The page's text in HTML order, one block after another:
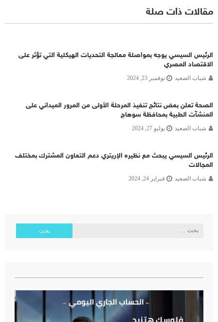
مقالات ذات صلة
الرئيس السيسي يوجه بمواصلة معالجة التحديات الهيكلية التي تؤثر على
الاقتصاد المصري
شباب الصعيد نوفمبر 23, 2024
الصحة تعلن بعض نتائج تنفيذ المرحلة الأولى من المرور الميداني على
المنشآت الطبية بمحافظة سوهاج
شباب الصعيد يوليو 27, 2024
الرئيس السيسي يبحث مع نظيره الإريتري دعم التعاون المشترك بمختلف
المجالات
شباب الصعيد فبراير 24, 2024
البحث